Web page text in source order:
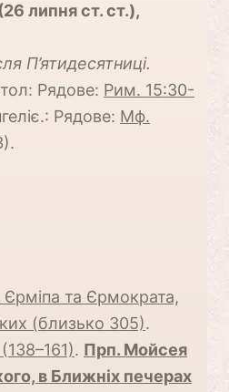
липня ст. ст.),
П’ятидесятниці.
Рядове: Рим. 15:30-
Рядове: Мф.
та Єрмократа,
(близько 305).
. Прп. Мойсея
в Ближніх печерах